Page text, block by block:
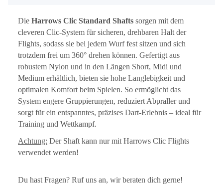
Die Harrows Clic Standard Shafts sorgen mit dem
cleveren Clic-System für sicheren, drehbaren Halt der
Flights, sodass sie bei jedem Wurf fest sitzen und sich
trotzdem frei um 360° drehen können. Gefertigt aus
robustem Nylon und in den Längen Short, Midi und
Medium erhältlich, bieten sie hohe Langlebigkeit und
optimalen Komfort beim Spielen. So ermöglicht das
System engere Gruppierungen, reduziert Abpraller und
sorgt für ein entspanntes, präzises Dart-Erlebnis – ideal für
Training und Wettkampf.
Achtung: Der Shaft kann nur mit Harrows Clic Flights
verwendet werden!
Du hast Fragen? Ruf uns an, wir beraten dich gerne!